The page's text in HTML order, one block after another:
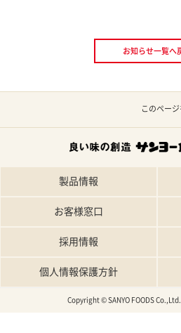
お知らせ一覧へ
このペー
製品情報
お客様窓口
採用情報
個人情報保護方針
Copyright © SANYO FOODS